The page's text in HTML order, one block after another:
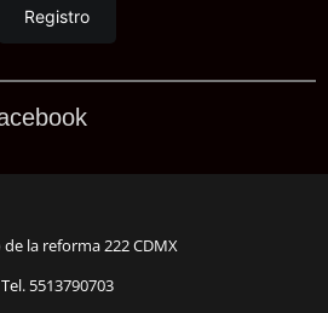
Registro
de la reforma 222 CDMX
Tel. 5513790703